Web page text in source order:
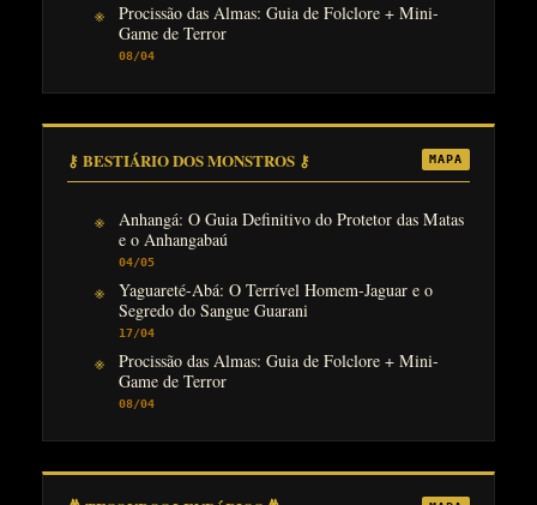
Procissão das Almas: Guia de Folclore + Mini-
Game de Terror
08/04
⚷ BESTIÁRIO DOS MONSTROS ⚷ MAPA
Anhangá: O Guia Definitivo do Protetor das Matas
e o Anhangabaú
04/05
Yaguareté-Abá: O Terrível Homem-Jaguar e o
Segredo do Sangue Guarani
17/04
Procissão das Almas: Guia de Folclore + Mini-
Game de Terror
08/04